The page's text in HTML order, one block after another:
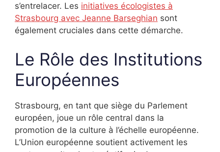
s’entrelacer. Les initiatives écologistes à
Strasbourg avec Jeanne Barseghian sont
également cruciales dans cette démarche.
Le Rôle des Institutions
Européennes
Strasbourg, en tant que siège du Parlement
européen, joue un rôle central dans la
promotion de la culture à l’échelle européenne.
L’Union européenne soutient activement les